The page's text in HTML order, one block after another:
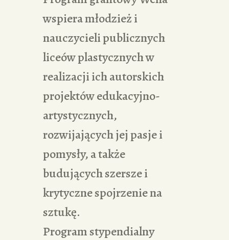
wspiera młodzież i
nauczycieli publicznych
liceów plastycznych w
realizacji ich autorskich
projektów edukacyjno-
artystycznych,
rozwijających jej pasje i
pomysły, a także
budujących szersze i
krytyczne spojrzenie na
sztukę.
Program stypendialny